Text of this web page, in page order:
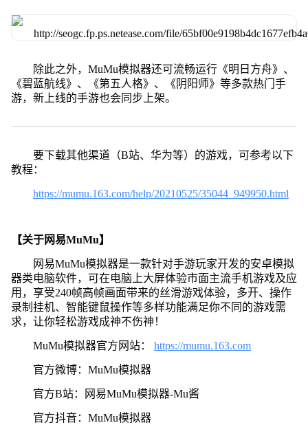
除此之外，MuMu模拟器还可流畅运行《明日方舟》、
《碧蓝航线》、《第五人格》、《阴阳师》等多款热门手
游，新上线的手游也会同步上架。
要下载其他渠道（B站、华为等）的游戏，可参考以下
教程：
https://mumu.163.com/help/20210525/35044_949950.html
【关于网易MuMu】
网易MuMu模拟器是一款针对手游玩家开发的安卓模拟
器类电脑软件，可在电脑上大屏体验市面主流手机游戏及应
用，享受240帧高帧画面带来的丝滑游戏体验，多开、操作
录制挂机、智能键鼠操作等多样功能满足你不同的游戏需
求，让你轻松游戏成神不伤神！
MuMu模拟器官方网站： https://mumu.163.com
官方微博：MuMu模拟器
官方B站：网易MuMu模拟器-Mu酱
官方抖音：MuMu模拟器